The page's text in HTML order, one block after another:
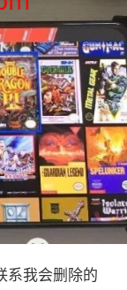
系我会删除的